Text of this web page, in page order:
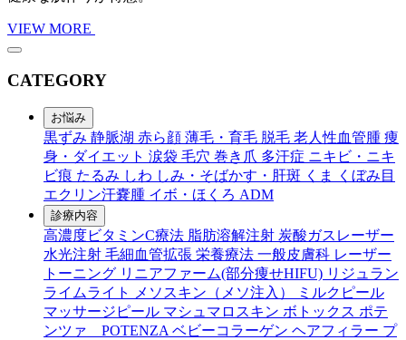
VIEW MORE
CATEGORY
お悩み
黒ずみ 静脈湖 赤ら顔 薄毛・育毛 脱毛 老人性血管腫 痩
身・ダイエット 涙袋 毛穴 巻き爪 多汗症 ニキビ・ニキ
ビ痕 たるみ しわ しみ・そばかす・肝斑 くま
くぼみ目
エクリン汗嚢腫 イボ・ほくろ ADM
診療内容
高濃度ビタミンC療法 脂肪溶解注射 炭酸ガスレーザー
水光注射 毛細血管拡張 栄養療法 一般皮膚科 レーザー
トーニング リニアファーム(部分痩せHIFU) リジュラン
ライムライト
メソスキン（メソ注入）
ミルクピール
マッサージピール マシュマロスキン ボトックス ポテ
ンツァ POTENZA ベビーコラーゲン ヘアフィラー プ